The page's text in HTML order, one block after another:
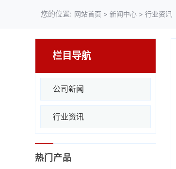
您的位置: 网站首页 > 新闻中心 > 行业资讯
栏目导航
公司新闻
行业资讯
热门产品